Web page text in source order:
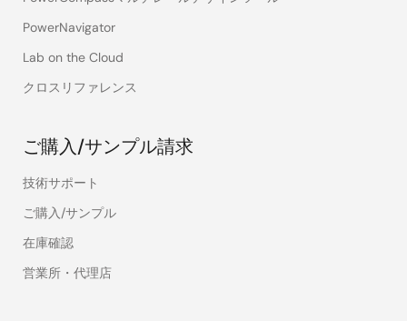
PowerNavigator
Lab on the Cloud
クロスリファレンス
ご購入/サンプル請求
技術サポート
ご購入/サンプル
在庫確認
営業所・代理店